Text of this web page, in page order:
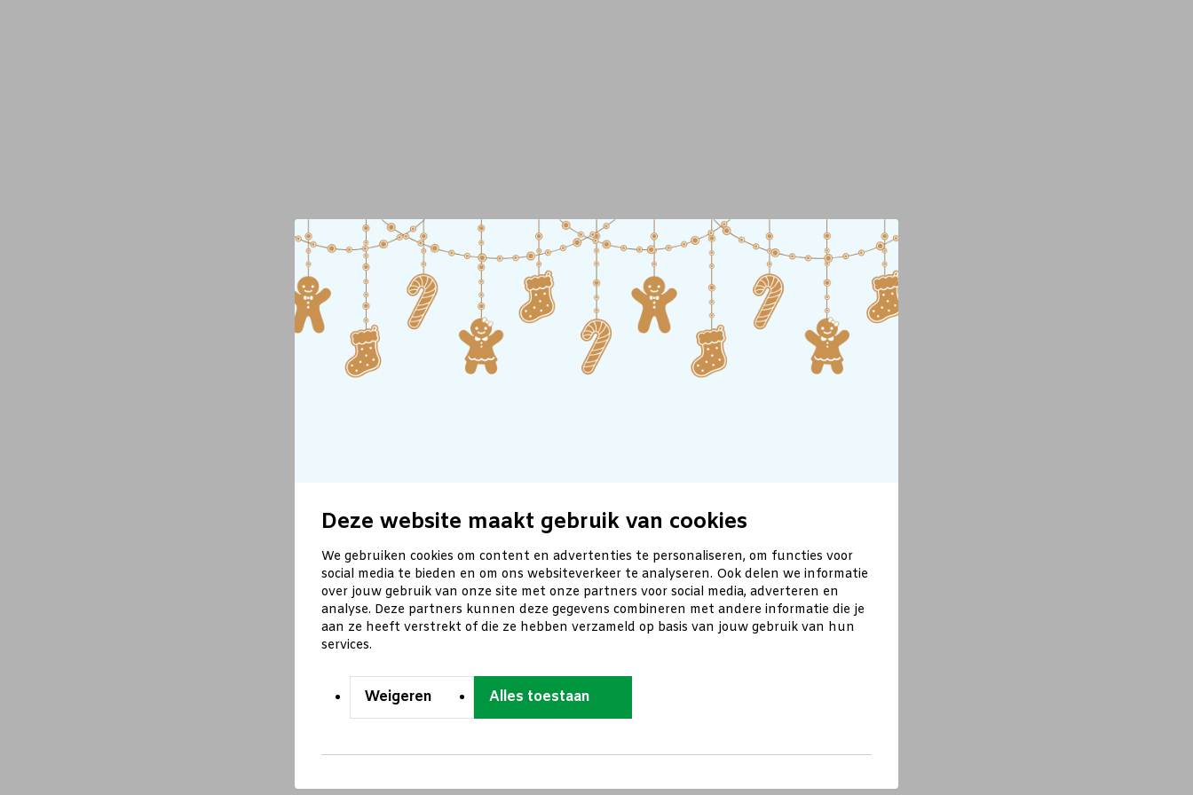
Deze website maakt gebruik van cookies
We gebruiken cookies om content en advertenties te personaliseren, om functies voor
social media te bieden en om ons websiteverkeer te analyseren. Ook delen we informatie
over jouw gebruik van onze site met onze partners voor social media, adverteren en
analyse. Deze partners kunnen deze gegevens combineren met andere informatie die je
aan ze heeft verstrekt of die ze hebben verzameld op basis van jouw gebruik van hun
services.
Weigeren Alles toestaan